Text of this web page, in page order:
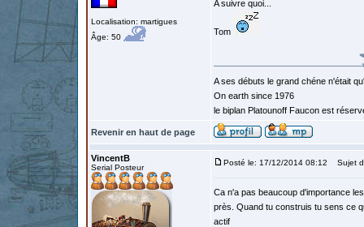
Localisation: martigues
Âge: 50
A suivre quoi...
Tom
A ses débuts le grand chéne n'était
On earth since 1976
le biplan Platounoff Faucon est
Revenir en haut de page
VincentB
Serial Posteur
Posté le: 17/12/2014 08:12 Sujet
Ca n'a pas beaucoup d'importance
près. Quand tu construis tu sens ce
actif